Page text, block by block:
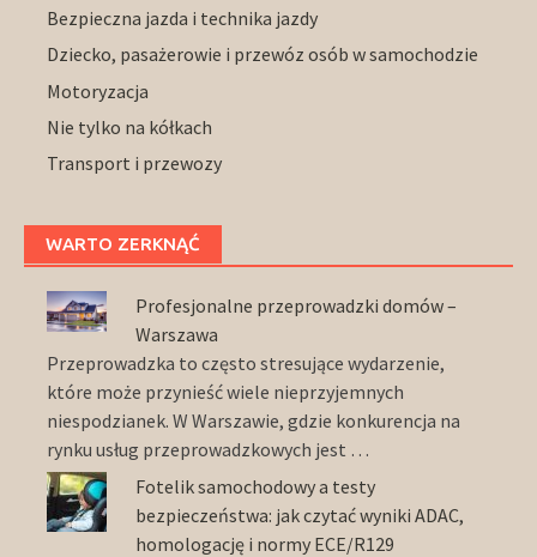
Bezpieczna jazda i technika jazdy
Dziecko, pasażerowie i przewóz osób w samochodzie
Motoryzacja
Nie tylko na kółkach
Transport i przewozy
WARTO ZERKNĄĆ
Profesjonalne przeprowadzki domów –
Warszawa
Przeprowadzka to często stresujące wydarzenie,
które może przynieść wiele nieprzyjemnych
niespodzianek. W Warszawie, gdzie konkurencja na
rynku usług przeprowadzkowych jest …
Fotelik samochodowy a testy
bezpieczeństwa: jak czytać wyniki ADAC,
homologację i normy ECE/R129